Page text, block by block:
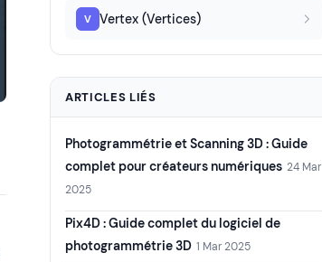
V Vertex (Vertices)
ARTICLES LIÉS
Photogrammétrie et Scanning 3D : Guide
complet pour créateurs numériques 24 Mar
2025
Pix4D : Guide complet du logiciel de
photogrammétrie 3D 1 Mar 2025